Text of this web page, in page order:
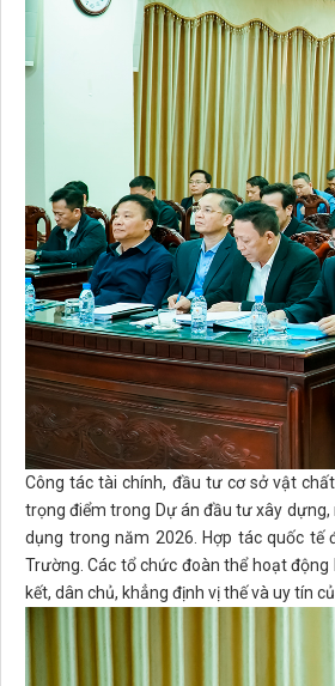
Công tác tài chính, đầu tư cơ sở vật
trọng điểm trong Dự án đầu tư xây
dụng trong năm 2026. Hợp tác quốc
Trường. Các tổ chức đoàn thể hoạt
kết, dân chủ, khẳng định vị thế và uy tín